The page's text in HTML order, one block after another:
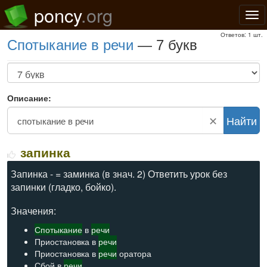
poncy.org
спотыкание в речи — 7 букв
Ответов: 1 шт.
запинка
Запинка - = заминка (в знач. 2) Ответить урок без
запинки (гладко, бойко).
Значения:
Спотыкание в речи
Приостановка в речи
Приостановка в речи оратора
Описание:
✕ Найти